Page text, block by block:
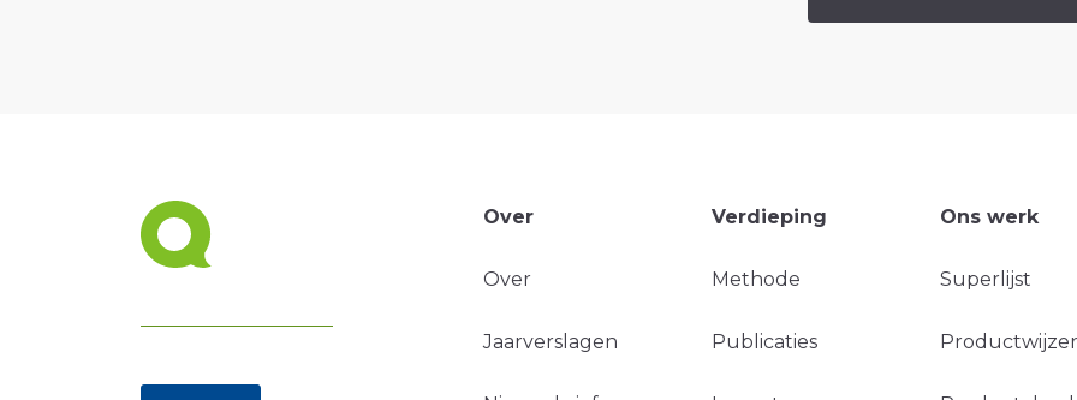
Over
Over
Jaarverslagen
Verdieping
Methode
Publicaties
Ons werk
Superlijst